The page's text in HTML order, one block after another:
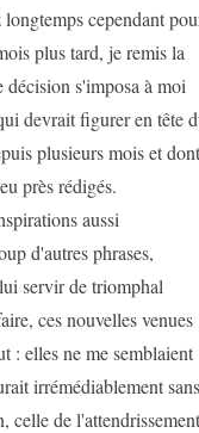
cependant
plus tard, je remis la
décision s'imposa à moi
devrait figurer en tête
plusieurs mois et dont
près rédigés.
aussi
d'autres phrases,
servir de triomphal
ces nouvelles venues
: elles ne me semblaient
irrémédiablement sans
celle de l'attendrissement